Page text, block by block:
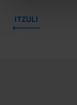
ITZULI